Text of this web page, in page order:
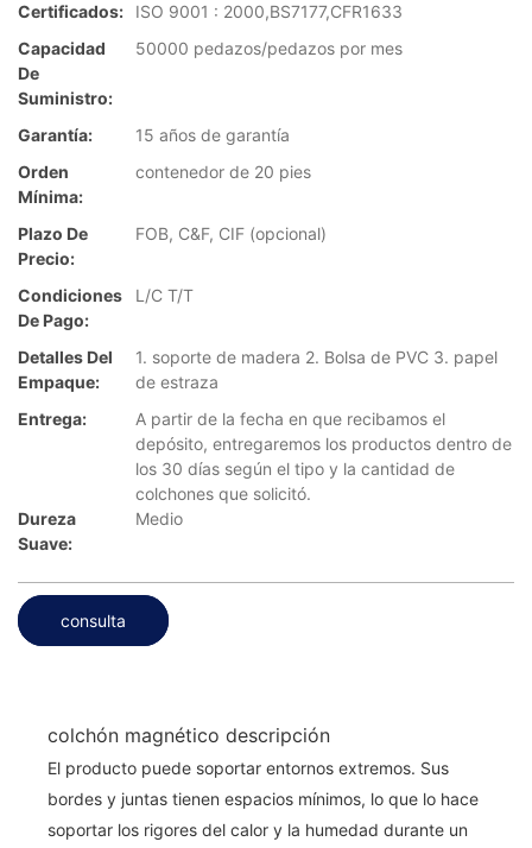
Certificados:
ISO 9001 : 2000,BS7177,CFR1633
Capacidad
De
Suministro:
50000 pedazos/pedazos por mes
Garantía:
15 años de garantía
Orden
Mínima:
contenedor de 20 pies
Plazo De
Precio:
FOB, C&F, CIF (opcional)
Condiciones
De Pago:
L/C T/T
Detalles Del
Empaque:
1. soporte de madera 2. Bolsa de PVC 3. papel
de estraza
Entrega:
A partir de la fecha en que recibamos el
depósito, entregaremos los productos dentro de
los 30 días según el tipo y la cantidad de
colchones que solicitó.
Dureza
Suave:
Medio
consulta
colchón magnético descripción
El producto puede soportar entornos extremos. Sus
bordes y juntas tienen espacios mínimos, lo que lo hace
soportar los rigores del calor y la humedad durante un